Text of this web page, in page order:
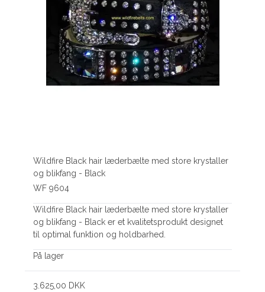
Wildfire Black hair læderbælte med store krystaller
og blikfang - Black
WF 9604
Wildfire Black hair læderbælte med store krystaller
og blikfang - Black er et kvalitetsprodukt designet
til optimal funktion og holdbarhed.
På lager
3.625,00 DKK